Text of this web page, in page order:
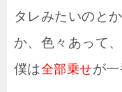
タレみたいのと
か、色々あって、
僕は全部乗せが一